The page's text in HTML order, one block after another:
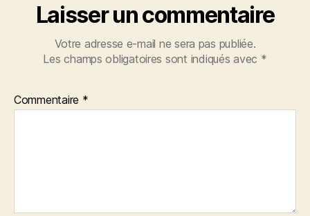
Laisser un commentaire
Votre adresse e-mail ne sera pas publiée.
Les champs obligatoires sont indiqués avec *
Commentaire *